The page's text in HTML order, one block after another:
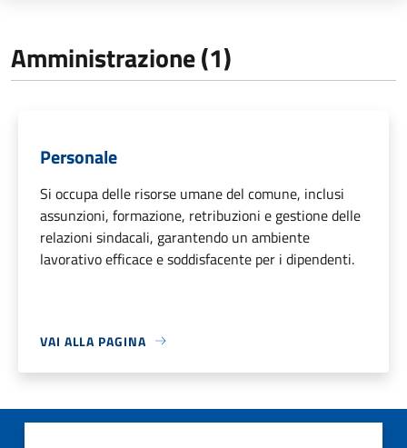
Amministrazione (1)
Personale
Si occupa delle risorse umane del comune, inclusi
assunzioni, formazione, retribuzioni e gestione delle
relazioni sindacali, garantendo un ambiente
lavorativo efficace e soddisfacente per i dipendenti.
VAI ALLA PAGINA